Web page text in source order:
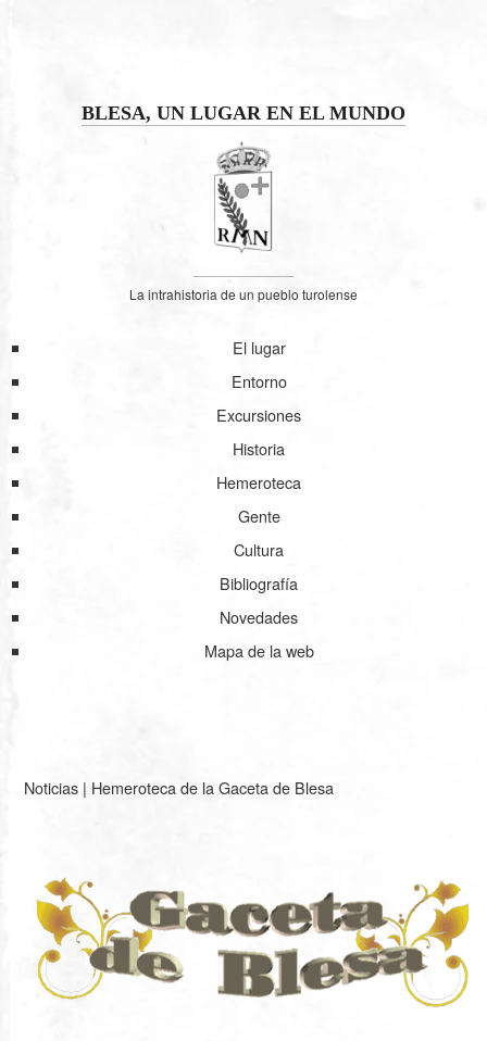
BLESA, UN LUGAR EN EL MUNDO
La intrahistoria de un pueblo turolense
El lugar
Entorno
Excursiones
Historia
Hemeroteca
Gente
Cultura
Bibliografía
Novedades
Mapa de la web
Noticias | Hemeroteca de la Gaceta de Blesa